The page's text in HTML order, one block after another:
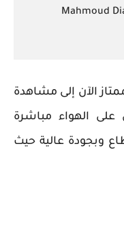
الآن إلى مشاهدة
على الهواء مباشرة
وبجودة عالية حيث